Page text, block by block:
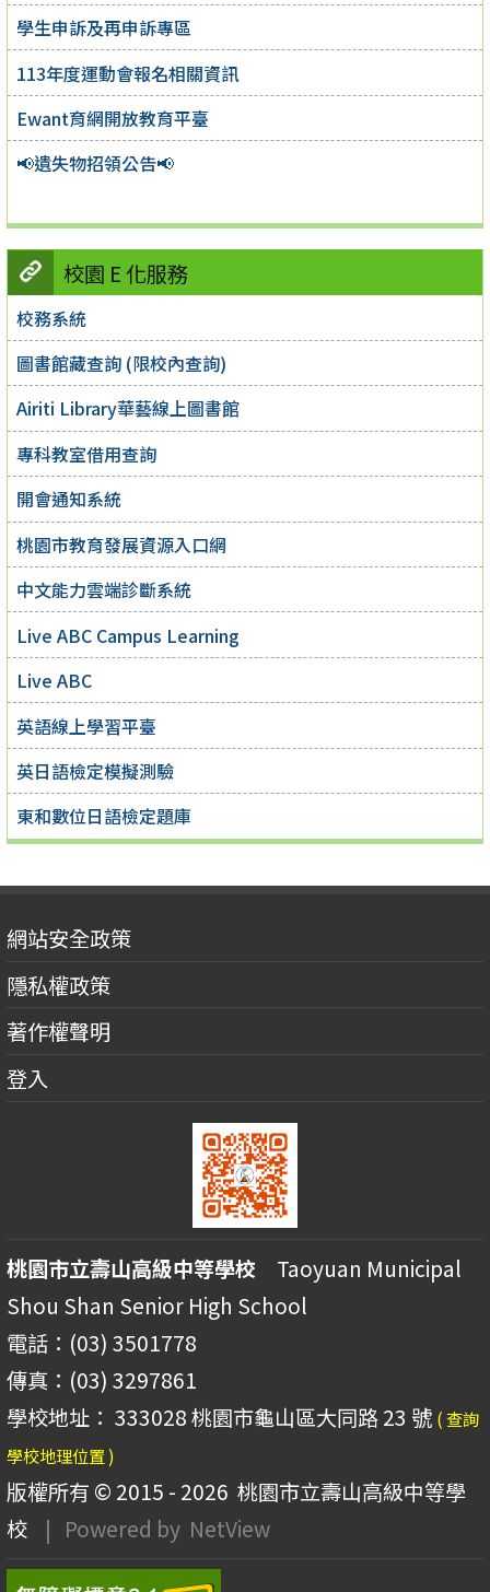
學生申訴及再申訴專區
113年度運動會報名相關資訊
Ewant育網開放教育平臺
📢遺失物招領公告📢
校園 E 化服務
校務系統
圖書館藏查詢 (限校內查詢)
Airiti Library華藝線上圖書館
專科教室借用查詢
開會通知系統
桃園市教育發展資源入口網
中文能力雲端診斷系統
Live ABC Campus Learning
Live ABC
英語線上學習平臺
英日語檢定模擬測驗
東和數位日語檢定題庫
網站安全政策
隱私權政策
著作權聲明
登入
桃園市立壽山高級中等學校 Taoyuan Municipal
Shou Shan Senior High School
電話：(03) 3501778
傳真：(03) 3297861
學校地址： 333028 桃園市龜山區大同路 23 號 ( 查詢
學校地理位置 )
版權所有 © 2015 - 2026 桃園市立壽山高級中等學
校
| Powered by NetView